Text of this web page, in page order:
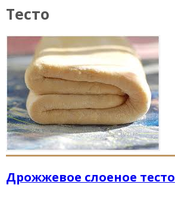
Тесто
Дрожжевое слоеное тесто